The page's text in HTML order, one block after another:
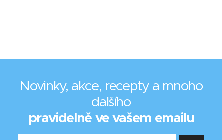
Novinky, akce, recepty a mnoho
dalšího
pravidelně ve vašem emailu